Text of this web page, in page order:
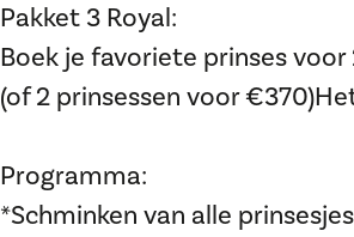
Pakket 3 Royal:
Boek je favoriete prinses
(of 2 prinsessen voor
Programma:
*Schminken van alle prinsesjes